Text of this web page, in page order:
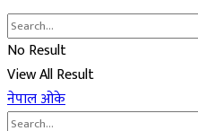
No Result
View All Result
नेपाल ओके